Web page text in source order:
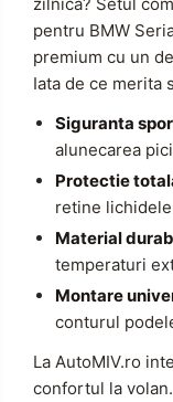
pentru BMW
premium cu un
Iata de ce merita
Siguranta
alunecarea
Protectie
retine lichidele
Material
temperaturi
Montare
conturul
La AutoMIV.ro
confortul la